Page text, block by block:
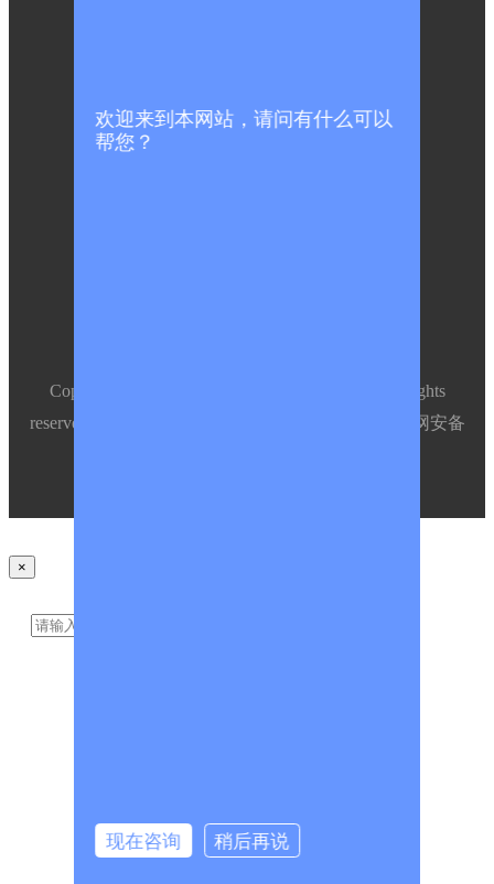
Copyright ©
,Inc.All rights
reserved.
沪公网安备
×
欢迎来到本网站，请问有什么可以
帮您？
现在咨询 稍后再说